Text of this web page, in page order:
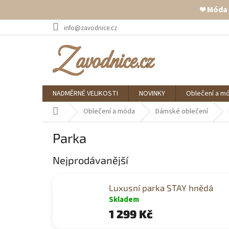
❤️
na
info@zavodnice.cz
NADMĚRNÉ VELIKOSTI NOVINKY Oblečení a
Domů Oblečení a móda Dámské oblečení
Parka
Nejprodávanější
Luxusní parka STAY hnědá
Skladem
1 299 Kč